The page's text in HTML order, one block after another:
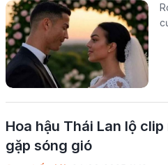
Hoa hậu Thái Lan lộ
gặp sóng gió